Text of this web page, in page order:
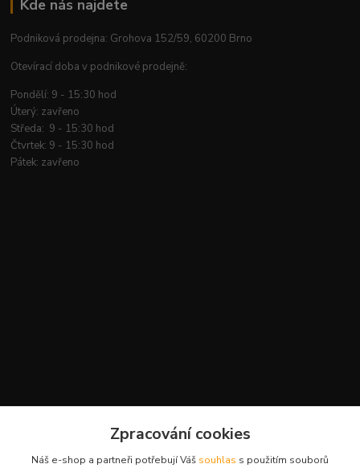
Kde nás najdete
Podniková prodejna: Grohova 152/59, 60200 Brno
Otevírací doba v podnikové prodejně:
Pondělí: 9 - 15:30 hod
Úterý: zavřeno
Středa: 9 - 15:30 hod
Čtvrtek: 9 - 15:30 hod
Pátek: zavřeno
+420 777 959 094
Zpracování cookies
Náš e-shop a partneři potřebují Váš souhlas s použitím souborů